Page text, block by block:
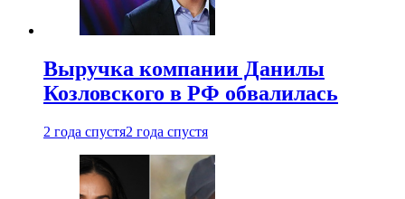
Выручка компании Данилы
Козловского в РФ обвалилась
2 года спустя2 года спустя